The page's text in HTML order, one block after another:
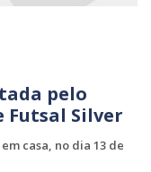
pelo
Futsal Silver
casa, no dia 13 de